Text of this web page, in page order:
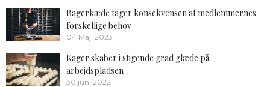
Bagerkæde tager konsekvensen af medlemmernes
forskellige behov
04 Maj, 2023
Kager skaber i stigende grad glæde på
arbejdspladsen
30 jun, 2022